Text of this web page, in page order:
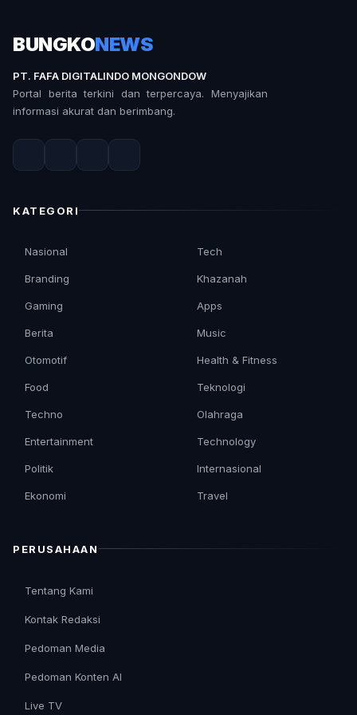
BUNGKONEWS
PT. FAFA DIGITALINDO MONGONDOW
Portal berita terkini dan terpercaya. Menyajikan
informasi akurat dan berimbang.
KATEGORI
Nasional
Branding
Gaming
Berita
Otomotif
Tech
Khazanah
Apps
Music
Health & Fitness
Food
Techno
Entertainment
Politik
Ekonomi
Teknologi
Olahraga
Technology
Internasional
Travel
PERUSAHAAN
Tentang Kami
Kontak Redaksi
Pedoman Media
Pedoman Konten AI
Live TV